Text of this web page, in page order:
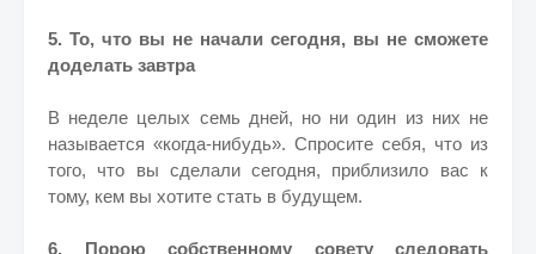
5. То, что вы не начали сегодня, вы не сможете
доделать завтра
В неделе целых семь дней, но ни один из них не
называется «когда-нибудь». Спросите себя, что из
того, что вы сделали сегодня, приблизило вас к
тому, кем вы хотите стать в будущем.
6. Порою собственному совету следовать